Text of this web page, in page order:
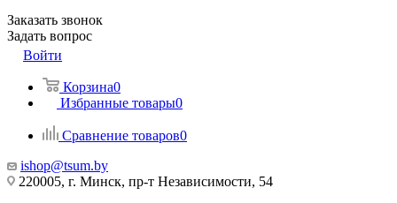
Заказать звонок
Задать вопрос
Войти
Корзина0
Избранные товары0
Сравнение товаров0
ishop@tsum.by
220005, г. Минск, пр-т Независимости, 54